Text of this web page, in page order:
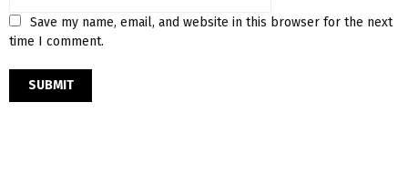
Save my name, email, and website in this browser for the next
time I comment.